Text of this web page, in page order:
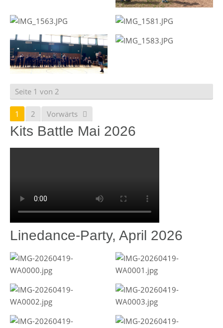
Seite 1 von 2
1 2 Vorwärts
Kits Battle Mai 2026
Linedance-Party, April 2026